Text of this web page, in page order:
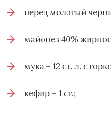
перец молотый
майонез 40%
мука – 12 ст. л. с
кефир – 1 ст.;